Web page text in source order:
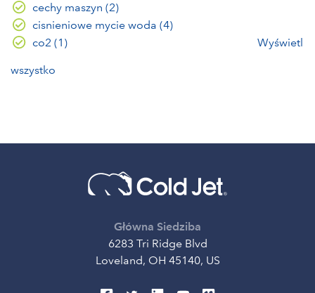
cechy maszyn (2)
cisnieniowe mycie woda (4)
co2 (1) Wyświetl
wszystko
Główna Siedziba
6283 Tri Ridge Blvd
Loveland, OH 45140, US